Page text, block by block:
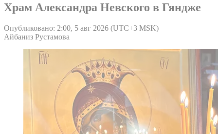
Храм Александра Невского в Гяндже
Опубликовано: 2:00, 5 авг 2026 (UTC+3 MSK)
Айбаниз Рустамова